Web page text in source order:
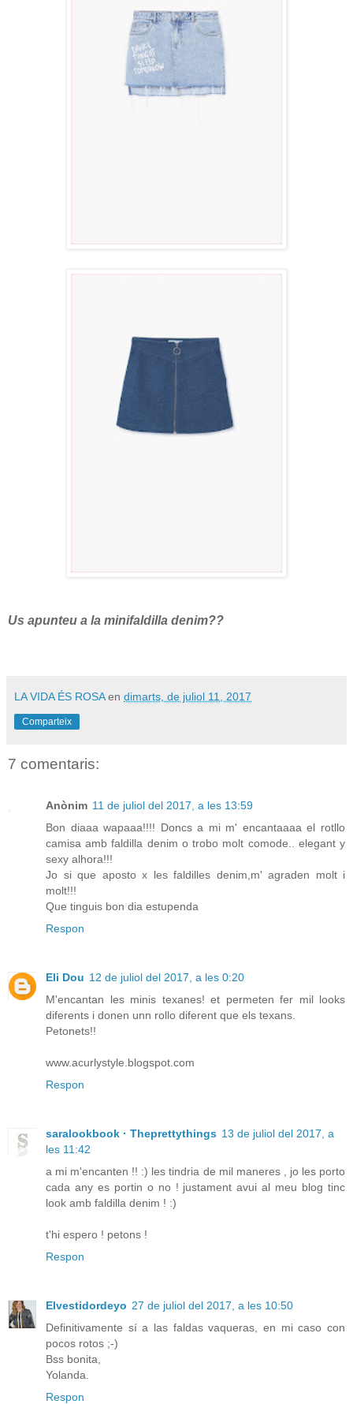
Us apunteu a la minifaldilla denim??
LA VIDA ÉS ROSA en dimarts, de juliol 11, 2017
Comparteix
7 comentaris:
Anònim 11 de juliol del 2017, a les 13:59
Bon diaaa wapaaa!!!! Doncs a mi m' encantaaaa el rotllo
camisa amb faldilla denim o trobo molt comode.. elegant y
sexy alhora!!!
Jo si que aposto x les faldilles denim,m' agraden molt i
molt!!!
Que tinguis bon dia estupenda
Respon
Eli Dou 12 de juliol del 2017, a les 0:20
M'encantan les minis texanes! et permeten fer mil looks
diferents i donen unn rollo diferent que els texans.
Petonets!!
www.acurlystyle.blogspot.com
Respon
saralookbook · Theprettythings 13 de juliol del 2017, a
les 11:42
a mi m'encanten !! :) les tindria de mil maneres , jo les porto
cada any es portin o no ! justament avui al meu blog tinc
look amb faldilla denim ! :)
t'hi espero ! petons !
Respon
Elvestidordeyo 27 de juliol del 2017, a les 10:50
Definitivamente sí a las faldas vaqueras, en mi caso con
pocos rotos ;-)
Bss bonita,
Yolanda.
Respon